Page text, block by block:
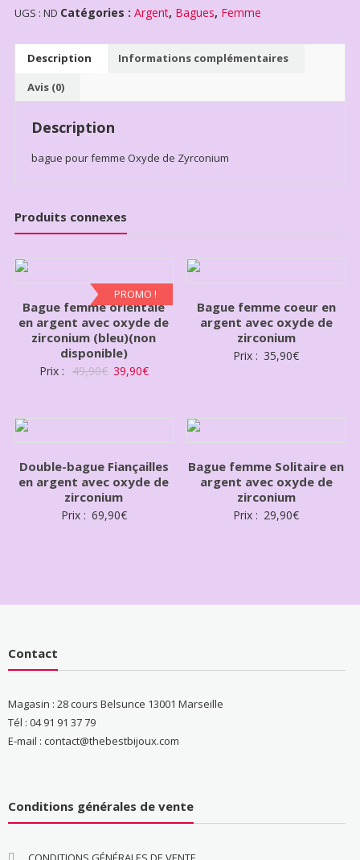
UGS : ND Catégories : Argent, Bagues, Femme
Description
Informations complémentaires
Avis (0)
Description
bague pour femme Oxyde de Zyrconium
Produits connexes
PROMO !
Bague femme orientale
en argent avec oxyde de
zirconium (bleu)(non
disponible)
Prix : 49,90€ 39,90€
Bague femme coeur en
argent avec oxyde de
zirconium
Prix : 35,90€
Double-bague Fiançailles
en argent avec oxyde de
zirconium
Prix : 69,90€
Bague femme Solitaire en
argent avec oxyde de
zirconium
Prix : 29,90€
Contact
Magasin : 28 cours Belsunce 13001 Marseille
Tél : 04 91 91 37 79
E-mail : contact@thebestbijoux.com
Conditions générales de vente